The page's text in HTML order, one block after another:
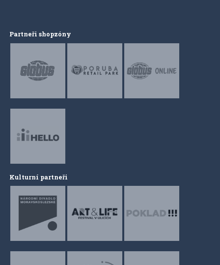
Partneři shopzóny
Kulturní partneři